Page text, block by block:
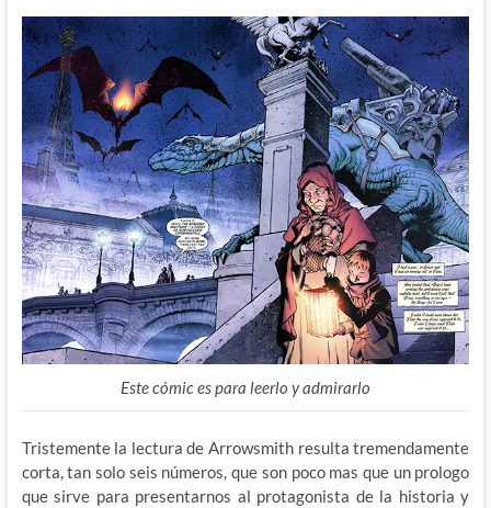
Este cómic es para leerlo y admirarlo
Tristemente la lectura de Arrowsmith resulta tremendamente
corta, tan solo seis números, que son poco mas que un prologo
que sirve para presentarnos al protagonista de la historia y